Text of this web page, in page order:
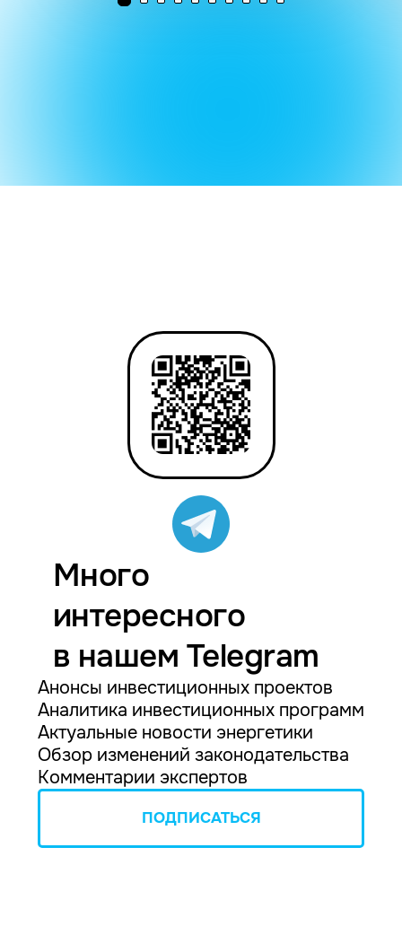
Много
интересного
в нашем Telegram
Анонсы инвестиционных проектов
Аналитика инвестиционных программ
Актуальные новости энергетики
Обзор изменений законодательства
Комментарии экспертов
ПОДПИСАТЬСЯ